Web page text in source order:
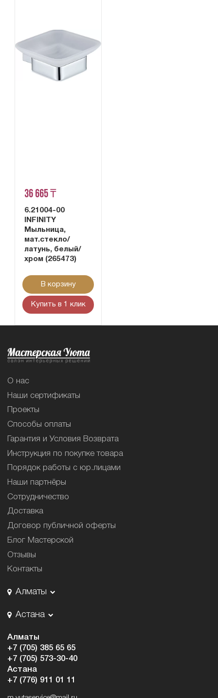
36 665 ₸
6.21004-00
INFINITY
Мыльница,
мат.стекло/
латунь, белый/
хром (265473)
В корзину
Купить в 1 клик
О нас
Наши сертификаты
Проекты
Способы оплаты
Гарантия и Условия Возврата
Инструкция по покупке товара
Порядок работы с юр.лицами
Наши партнёры
Сотрудничество
Доставка
Договор публичной оферты
Блог Мастерской
Отзывы
Контакты
Алматы
Астана
Алматы
+7 (705) 385 65 65
+7 (705) 573-30-40
Астана
+7 (776) 911 01 11